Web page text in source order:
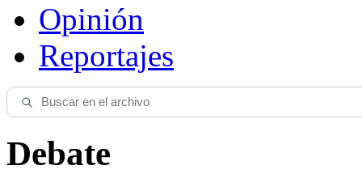
Opinión
Reportajes
Debate